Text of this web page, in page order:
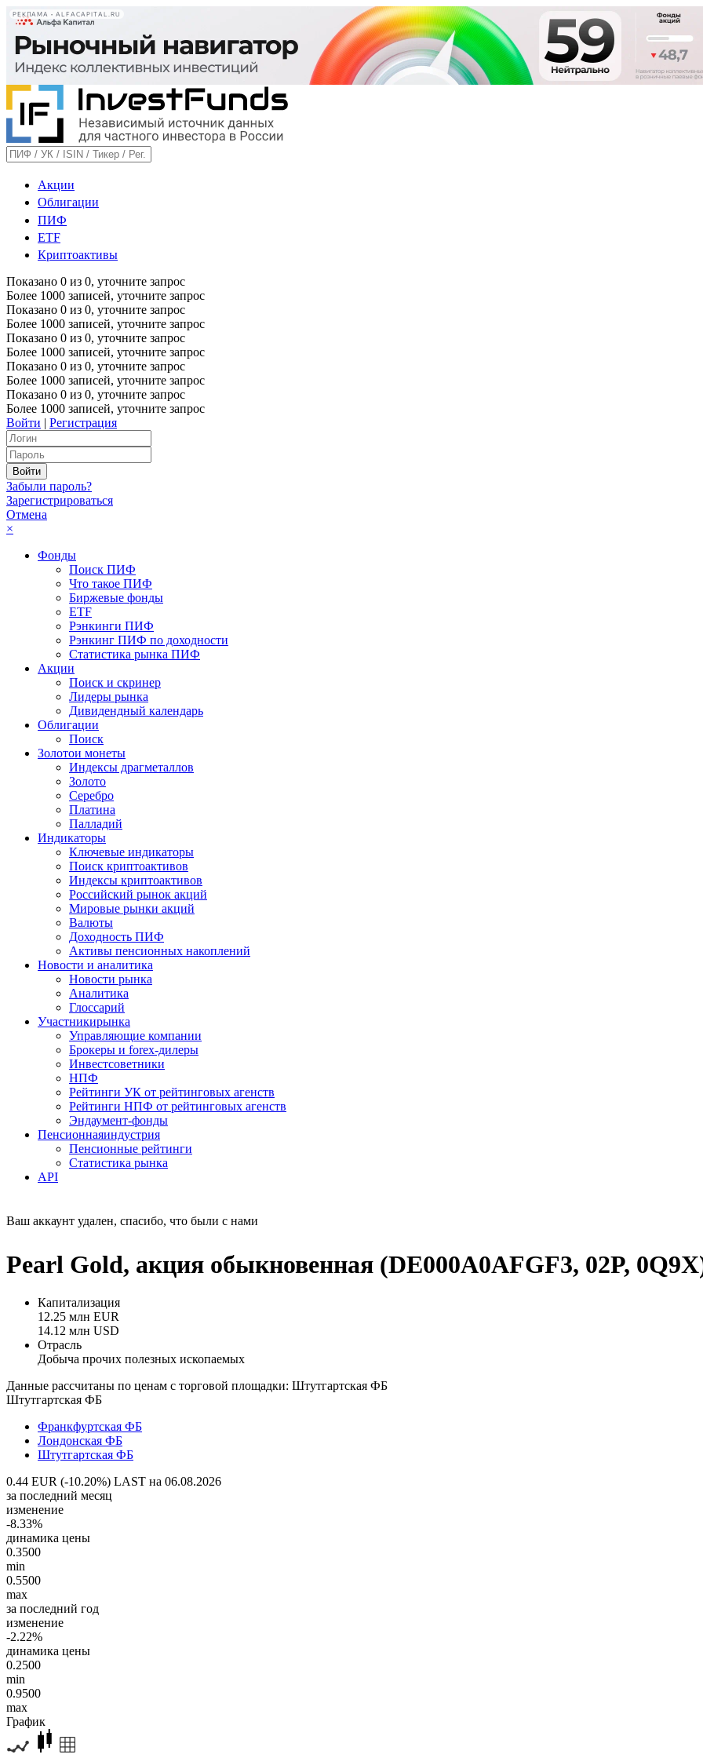
РЕКЛАМА • ALFACAPITAL.RU
Акции
Облигации
ПИФ
ETF
Криптоактивы
Показано 0 из 0, уточните запрос
Более 1000 записей, уточните запрос
Показано 0 из 0, уточните запрос
Более 1000 записей, уточните запрос
Показано 0 из 0, уточните запрос
Более 1000 записей, уточните запрос
Показано 0 из 0, уточните запрос
Более 1000 записей, уточните запрос
Показано 0 из 0, уточните запрос
Более 1000 записей, уточните запрос
Войти | Регистрация
Забыли пароль?
Зарегистрироваться
Отмена
×
Фонды
Поиск ПИФ
Что такое ПИФ
Биржевые фонды
ETF
Рэнкинги ПИФ
Рэнкинг ПИФ по доходности
Статистика рынка ПИФ
Акции
Поиск и скринер
Лидеры рынка
Дивидендный календарь
Облигации
Поиск
Золотои монеты
Индексы драгметаллов
Золото
Серебро
Платина
Палладий
Индикаторы
Ключевые индикаторы
Поиск криптоактивов
Индексы криптоактивов
Российский рынок акций
Мировые рынки акций
Валюты
Доходность ПИФ
Активы пенсионных накоплений
Новости и аналитика
Новости рынка
Аналитика
Глоссарий
Участникирынка
Управляющие компании
Брокеры и forex-дилеры
Инвестсоветники
НПФ
Рейтинги УК от рейтинговых агенств
Рейтинги НПФ от рейтинговых агенств
Эндаумент-фонды
Пенсионнаяиндустрия
Пенсионные рейтинги
Статистика рынка
API
Ваш аккаунт удален, спасибо, что были с нами
Pearl Gold, акция обыкновенная (DE000A0AFGF3, 02P,
Капитализация
12.25 млн EUR
14.12 млн USD
Отрасль
Добыча прочих полезных ископаемых
Данные рассчитаны по ценам с торговой площадки: Штутгартская ФБ
Штутгартская ФБ
Франкфуртская ФБ
Лондонская ФБ
Штутгартская ФБ
0.44 EUR (-10.20%) LAST на 06.08.2026
за последний месяц
изменение
-8.33%
динамика цены
0.3500
min
0.5500
max
за последний год
изменение
-2.22%
динамика цены
0.2500
min
0.9500
max
График